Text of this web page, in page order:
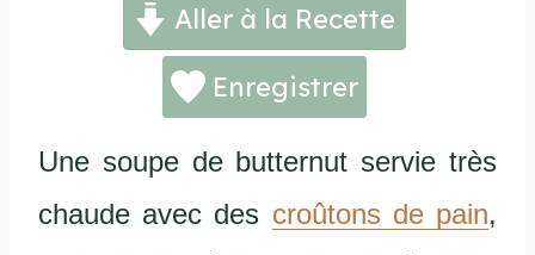
Aller à la Recette
Enregistrer
Une soupe de butternut servie très
chaude avec des croûtons de pain,